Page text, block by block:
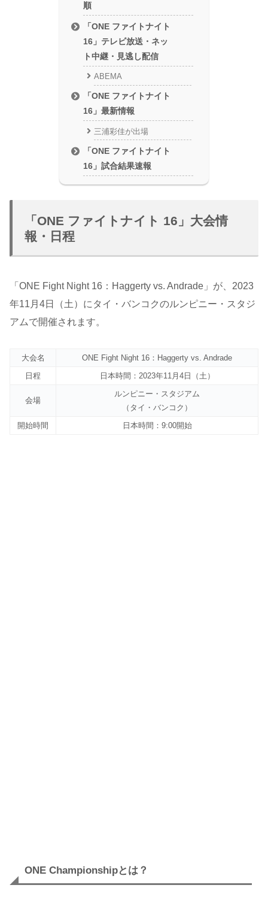
順
「ONE ファイトナイト
16」テレビ放送・ネッ
ト中継・見逃し配信
ABEMA
「ONE ファイトナイト
16」最新情報
三浦彩佳が出場
「ONE ファイトナイト
16」試合結果速報
「ONE ファイトナイト 16」大会情
報・日程
「ONE Fight Night 16：Haggerty vs. Andrade」が、2023
年11月4日（土）にタイ・バンコクのルンピニー・スタジ
アムで開催されます。
大会名
ONE Fight Night 16：Haggerty vs. Andrade
日程
日本時間：2023年11月4日（土）
会場
ルンピニー・スタジアム
（タイ・バンコク）
開始時間
日本時間：9:00開始
ONE Championshipとは？